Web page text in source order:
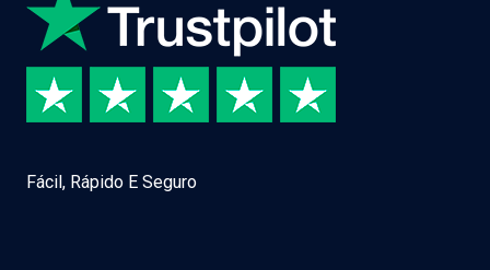
Fácil, Rápido E Seguro